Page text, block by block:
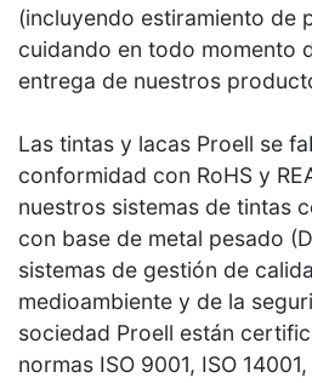
(incluyendo estiramiento de
cuidando en todo momento
entrega de nuestros
Las tintas y lacas Proell se
conformidad con RoHS y
nuestros sistemas de tintas
con base de metal pesado
sistemas de gestión de
medioambiente y de la
sociedad Proell están
normas ISO 9001, ISO